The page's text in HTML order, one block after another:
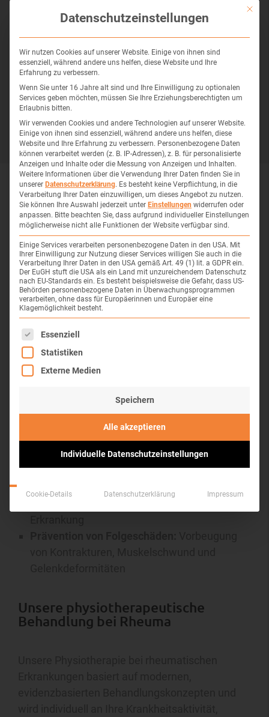
Ziele der Physiotherapie bei
rheumatischen Erkrankungen
Unsere physiotherapeutische Behandlung bei
Rheuma verfolgt klar definierte, individuell
abgestimmte Ziele für eine nachhaltige
Verbesserung Ihrer Lebensqualität:
Gelenke entlasten & schützen:Vermittlung
von Gelenkschutztechniken zur Vermeidung
weiterer Schäden
Beweglichkeit erhalten & verbessern:Erhalt
der vollen Gelenkfunktion und Verhinderung
von Einsteifungen
Kraft und Ausdauer stärken:Gezielter
Muskelaufbau zur besseren
Schmerzen reduzieren & managen:
Schmerzlinderung durch kombinierte
physiotherapeutische Ansätze
Wiederherstellung und Erhalt der Fähigkeiten
für tägliche Aktivitäten
Individuelle Übungen für Zuhause:
Entwicklung personalisierter Heimprogramme
für kontinuierliche Fortschritte
Unsere physiotherapeutische
Behandlung bei Rheuma
Mit
Datenschutzeinstellungen
Wir nutzen Cookies auf unserer Website. Einige von ihnen sind
essenziell, während andere uns helfen, diese Website und Ihre
Erfahrung zu verbessern.
Wenn Sie unter 16 Jahre alt sind und Ihre Einwilligung zu optionalen
Services geben möchten, müssen Sie Ihre Erziehungsberechtigten um
Erlaubnis bitten.
Wir verwenden Cookies und andere Technologien auf unserer Website.
Einige von ihnen sind essenziell, während andere uns helfen, diese
Website und Ihre Erfahrung zu verbessern. Personenbezogene Daten
können verarbeitet werden (z. B. IP-Adressen), z. B. für personalisierte
Anzeigen und Inhalte oder die Messung von Anzeigen und Inhalten.
Weitere Informationen über die Verwendung Ihrer Daten finden Sie in
unserer Datenschutzerklärung. Es besteht keine Verpflichtung, in die
Verarbeitung Ihrer Daten einzuwilligen, um dieses Angebot zu nutzen.
Sie können Ihre Auswahl jederzeit unter Einstellungen widerrufen oder
anpassen. Bitte beachten Sie, dass aufgrund individueller Einstellungen
möglicherweise nicht alle Funktionen der Website verfügbar sind.
Einige Services verarbeiten personenbezogene Daten in den USA. Mit
Ihrer Einwilligung zur Nutzung dieser Services willigen Sie auch in die
Verarbeitung Ihrer Daten in den USA gemäß Art. 49 (1) lit. a GDPR ein.
Der EuGH stuft die USA als ein Land mit unzureichendem Datenschutz
nach EU-Standards ein. Es besteht beispielsweise die Gefahr, dass US-
Behörden personenbezogene Daten in Überwachungsprogrammen
verarbeiten, ohne dass für Europäerinnen und Europäer eine
Klagemöglichkeit besteht.
Es folgt eine Liste der Service-Gruppen, für die eine
Essenziell
Statistiken
Externe Medien
Speichern
Alle akzeptieren
Individuelle Datenschutzeinstellungen
Cookie-Details Datenschutzerklärung Impressum